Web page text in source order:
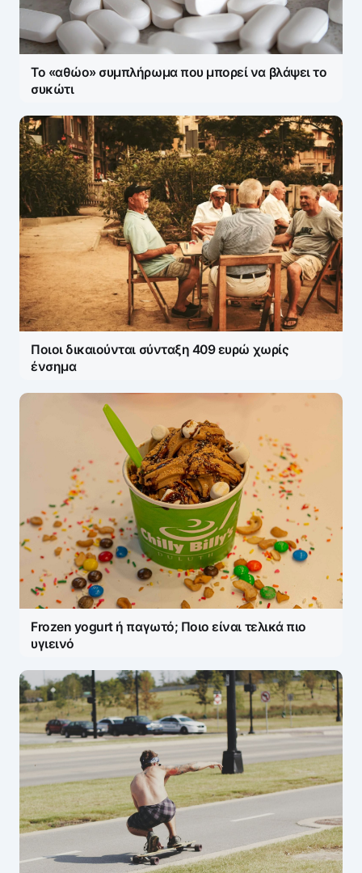
E-mail *
Save my name and e-mail in this browser for the
next time I comment.
Το «αθώο» συμπλήρωμα που μπορεί να βλάψει το
συκώτι
Ποιοι δικαιούνται σύνταξη 409 ευρώ χωρίς
ένσημα
Frozen yogurt ή παγωτό; Ποιο είναι τελικά πιο
υγιεινό